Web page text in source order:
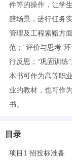
件等的操作，让学
赔场景，进行任务
管理及工程索赔方
范；“评价与思考”
行反思；“巩固训练
本书可作为高等职
业的教材，也可作
书。
目录
项目1 招投标准备